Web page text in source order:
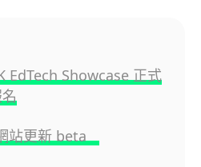
EdTech Showcase 正式
站更新 beta